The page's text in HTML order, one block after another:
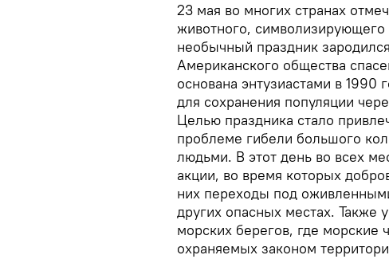
23 мая во многих странах
животного, символизирующего
необычный праздник
Американского общества
основана энтузиастами в
для сохранения популяции
Целью праздника стало
проблеме гибели большого
людьми. В этот день во всех
акции, во время которых
них переходы под
других опасных местах. Также
морских берегов, где морские
охраняемых законом